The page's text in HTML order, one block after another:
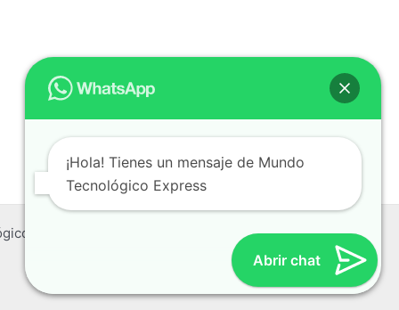
Express
¡Hola! Tienes un mensaje de Mundo
Tecnológico Express
Abrir chat